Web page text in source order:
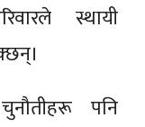
स्थायी
पनि